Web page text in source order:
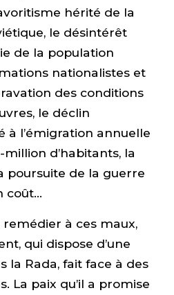
hérité de la
le désintérêt
de la population
nationalistes et
des conditions
le déclin
à l’émigration annuelle
d’habitants, la
poursuite de la guerre
coût…
à ces maux,
qui dispose d’une
la Rada, fait face à des
La paix qu’il a promise